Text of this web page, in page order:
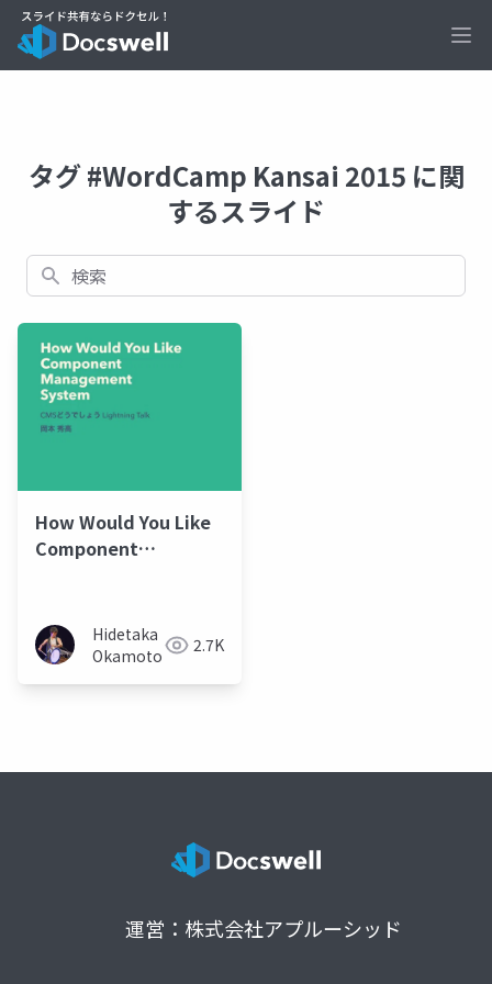
タグ #WordCamp Kansai 2015 に関
するスライド
検索
How Would You Like
Component
Hidetaka
Okamoto
2.7K
運営：株式会社アプルーシッド